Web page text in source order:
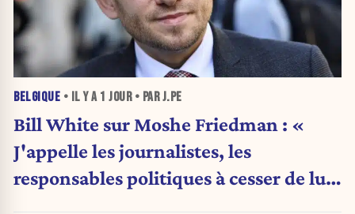
BELGIQUE • IL Y A 1 JOUR• PAR J.PE
Bill White sur Moshe Friedman : «
J'appelle les journalistes, les
responsables politiques à cesser de lui